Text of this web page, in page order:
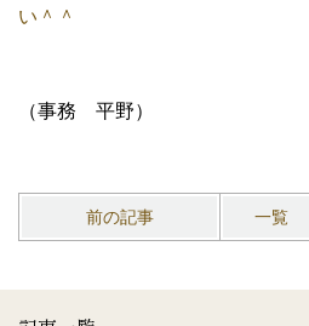
い＾＾
（事務 平野）
前の記事 一覧